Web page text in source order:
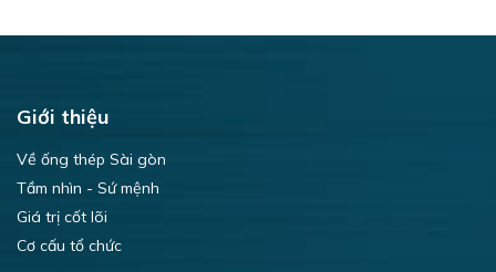
Giới thiệu
Về ống thép Sài gòn
Tầm nhìn - Sứ mệnh
Giá trị cốt lõi
Cơ cấu tổ chức